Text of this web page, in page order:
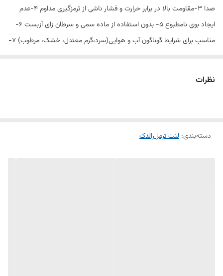
استاندارد دارای استاندارد ملی ایران
فاقد آزبست، مقاوم در برابر حرارت، بدون صدا،
ترمز گیری نرم و ایمن
صدا 3-مقاومت بالا در برابر حرارت و فشار ناشی از ترمزگیری مداوم 4-عدم
ایجاد بوی نامطبوع 5- بدون استفاده از ماده سمی و سرطان زای آزبست 6-
مناسب برای شرایط گوناگون آب و هوایی(سرد،گرم معتدل، خشک، مرطوب) 7-
نظرات
دسته‌بندی: لنت ترمز رالدک